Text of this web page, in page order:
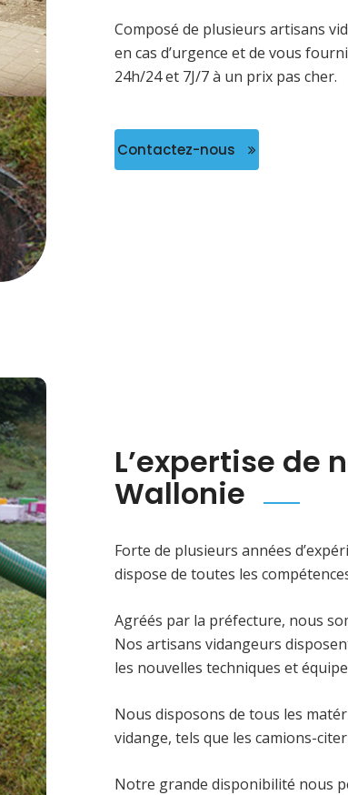
Composé de plusieurs artisans
en cas d’urgence et de vous
24h/24 et 7J/7 à un prix pas cher.
Contactez-nous
L’expertise de
Wallonie
Forte de plusieurs années
dispose de toutes les
Agréés par la préfecture, nous
Nos artisans vidangeurs
les nouvelles techniques et
Nous disposons de tous les
vidange, tels que les camions-
Notre grande disponibilité nous